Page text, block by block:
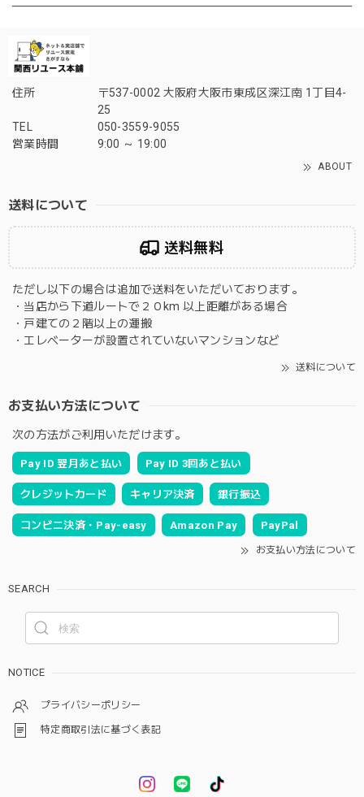
住所
〒537-0002 大阪府大阪市東成区深江南 1丁目4-
25
TEL
050-3559-9055
営業時間
9:00 ～ 19:00
ABOUT
送料について
送料無料
ただし以下の場合は追加で送料をいただいております。
・当店から下道ルートで２０km 以上距離がある場合
・戸建ての２階以上の運搬
・エレベーターが設置されていないマンションなど
送料について
お支払い方法について
次の方法がご利用いただけます。
Pay ID 翌月あと払い Pay ID 3回あと払い
クレジットカード キャリア決済 銀行振込
コンビニ決済・Pay-easy Amazon Pay PayPal
お支払い方法について
SEARCH
NOTICE
プライバシーポリシー
特定商取引法に基づく表記